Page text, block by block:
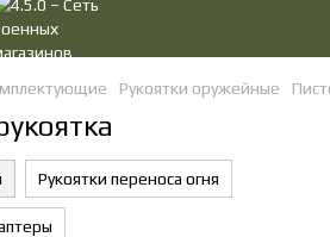
Рукоятки оружейные
Рукоятки переноса огня